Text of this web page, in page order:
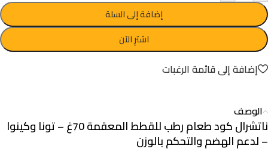
إضافة إلى السلة
اشترِ الآن
إضافة إلى قائمة الرغبات
الوصف
ناتشرال كود طعام رطب للقطط المعقمة 70غ – تونا وكينوا
– لدعم الهضم والتحكم بالوزن